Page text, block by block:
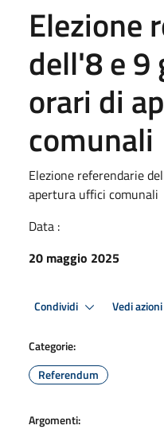
Elezione
dell'8 e 9
orari di
comunali
Elezione referendarie
apertura uffici comunali
Data :
20 maggio 2025
Condividi Vedi azioni
Categorie:
Referendum
Argomenti: